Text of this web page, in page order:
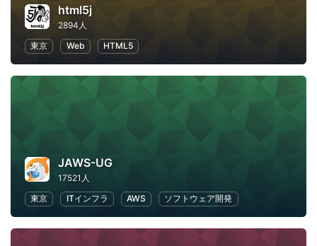
html5j
2894人
東京
Web HTML5
JAWS-UG
17521人
東京
ITインフラ AWS ソフトウェア開発